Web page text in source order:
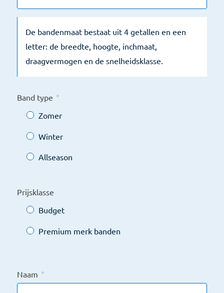
De bandenmaat bestaat uit 4 getallen en een
letter: de breedte, hoogte, inchmaat,
draagvermogen en de snelheidsklasse.
Band type *
Zomer
Winter
Allseason
Prijsklasse
Budget
Premium merk banden
Naam *